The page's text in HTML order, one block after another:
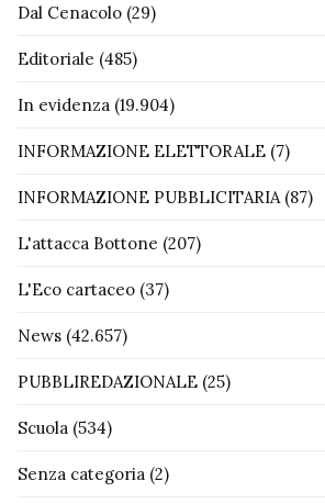
Dal Cenacolo (29)
Editoriale (485)
In evidenza (19.904)
INFORMAZIONE ELETTORALE (7)
INFORMAZIONE PUBBLICITARIA(87)
L'attacca Bottone (207)
L'Eco cartaceo (37)
News (42.657)
PUBBLIREDAZIONALE (25)
Scuola (534)
Senza categoria (2)